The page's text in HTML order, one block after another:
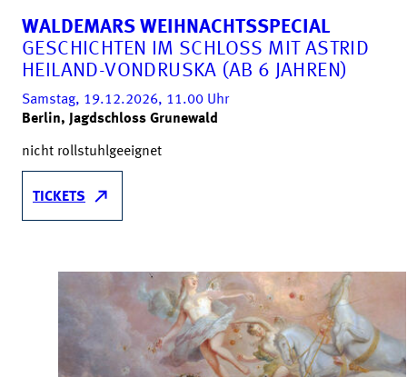
WALDEMARS WEIHNACHTSSPECIAL
GESCHICHTEN IM SCHLOSS MIT ASTRID
HEILAND-VONDRUSKA (AB 6 JAHREN)
Samstag, 19.12.2026, 11.00 Uhr
Berlin, Jagdschloss Grunewald
nicht rollstuhlgeeignet
TICKETS